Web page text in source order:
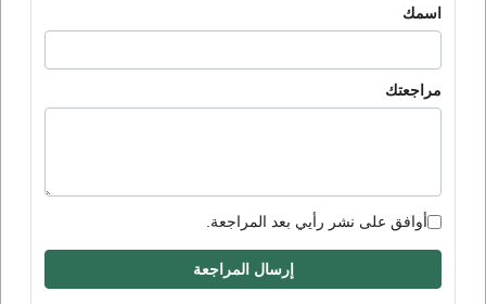
اسمك
مراجعتك
أوافق على نشر رأيي بعد المراجعة.
إرسال المراجعة